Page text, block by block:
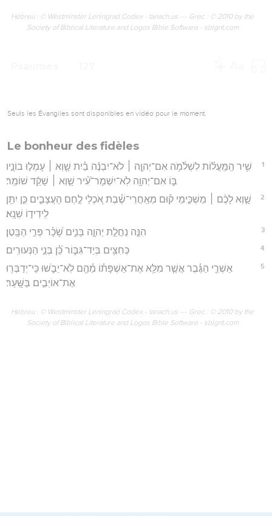
Hébreu : © Westminster Leningrad Codex - tanach.us --- Grec : © 2010 by the
Society of Biblical Literature and Logos Bible Software - sblgnt.com
Seuls les Évangiles sont disponibles en vidéo pour le moment.
Le bonheur des fidèles
1
שִׁ֥יר הַֽמַּֽעֲל֗וֹת לִשְׁלֹ֫מֹ֥ה אִם־יְהוָ֤ה ׀ לֹא־יִבְנֶ֬ה בַ֗יִת שָׁ֤וְא ׀ עָמְל֣וּ בוֹנָ֣יו
בּ֑וֹ אִם־יְהוָ֥ה לֹֽא־יִשְׁמָר־עִ֝֗יר שָׁ֤וְא ׀ שָׁקַ֬ד שׁוֹמֵֽר׃
2
שָׁ֤וְא לָכֶ֨ם ׀ מַשְׁכִּ֪ימֵי ק֡וּם מְאַֽחֲרֵי־שֶׁ֗בֶת אֹ֭כְלֵי לֶ֣חֶם הָעֲצָבִ֑ים כֵּ֤ן יִתֵּ֖ן
לִֽידִיד֣וֹ שֵׁנָֽא׃
3 הִנֵּ֤ה נַחֲלַ֣ת יְהוָ֣ה בָּנִ֑ים שָׂ֝כָ֗ר פְּרִ֣י הַבָּֽטֶן׃
4 כְּחִצִּ֥ים בְּיַד־גִּבּ֑וֹר כֵּ֝֗ן בְּנֵ֣י הַנְּעוּרִֽים׃
5
אַשְׁרֵ֤י הַגֶּ֗בֶר אֲשֶׁ֤ר מִלֵּ֥א אֶת־אַשְׁפָּת֗וֹ מֵ֫הֶ֥ם לֹֽא־יֵבֹ֑שׁוּ כִּֽי־יְדַבְּר֖וּ
אֶת־אוֹיְבִ֣ים בַּשָּֽׁעַר׃
Hébreu : © Westminster Leningrad Codex - tanach.us --- Grec : © 2010 by the
Society of Biblical Literature and Logos Bible Software - sblgnt.com